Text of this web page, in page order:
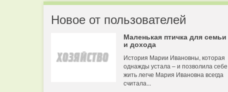
Новое от пользователей
Маленькая птичка для семьи
и дохода
История Марии Ивановны, которая
однажды устала – и позволила себе
жить легче Мария Ивановна всегда
считала...